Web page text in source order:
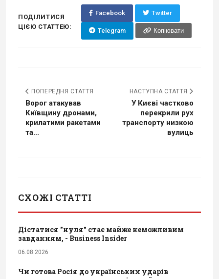
ПОДІЛИТИСЯ
ЦІЄЮ СТАТТЕЮ:
Facebook Twitter
Telegram Копіювати
ПОПЕРЕДНЯ СТАТТЯ
Ворог атакував
Київщину дронами,
крилатими ракетами
та...
НАСТУПНА СТАТТЯ
У Києві частково
перекрили рух
транспорту низкою
вулиць
СХОЖІ СТАТТІ
Дістатися "нуля" стає майже неможливим
завданням, - Business Insider
06.08.2026
Чи готова Росія до українських ударів